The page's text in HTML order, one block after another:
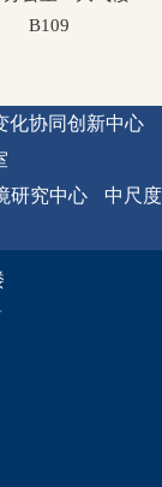
B109
化协同创新中心
研究中心
中尺度